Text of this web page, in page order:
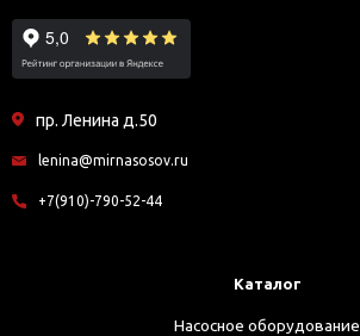
пр. Ленина д.50
lenina@mirnasosov.ru
+7(910)-790-52-44
Каталог
Насосное оборудование